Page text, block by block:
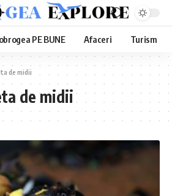
PE BUNE Afaceri Turism
de midii
de midii